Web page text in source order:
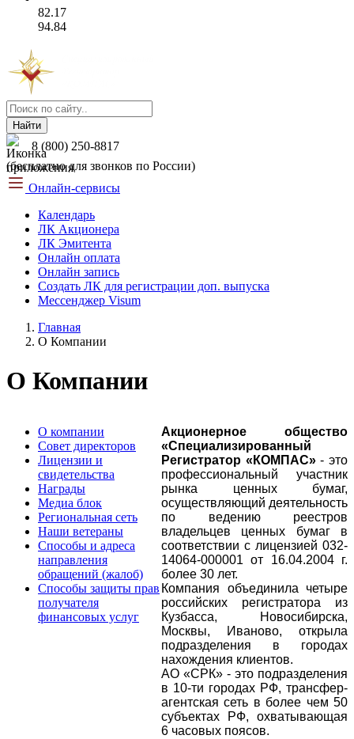
82.17
94.84
Найти
8 (800) 250-8817
(бесплатно для звонков по России)
Онлайн-сервисы
Календарь
ЛК Акционера
ЛК Эмитента
Онлайн оплата
Онлайн запись
Создать ЛК для регистрации доп. выпуска
Мессенджер Visum
Главная
О Компании
О Компании
О компании
Совет директоров
Лицензии и
свидетельства
Награды
Медиа блок
Региональная сеть
Наши ветераны
Способы и адреса
направления
обращений (жалоб)
Способы защиты прав
получателя
финансовых услуг
Акционерное общество
«Специализированный
Регистратор « КОМПАС»- это
профессиональный участник
рынка ценных бумаг,
осуществляющий деятельность
по ведению реестров
владельцев ценных бумаг в
соответствии с лицензией 032-
14064-000001 от 16.04.2004 г.
более 30 лет.
Компания объединила четыре
российских регистратора из
Кузбасса, Новосибирска,
Москвы, Иваново, открыла
подразделения в городах
нахождения клиентов.
АО «СРК» - это подразделения
в 10-ти городах РФ, трансфер-
агентская сеть в более чем 50
субъектах РФ, охватывающая
6 часовых поясов.